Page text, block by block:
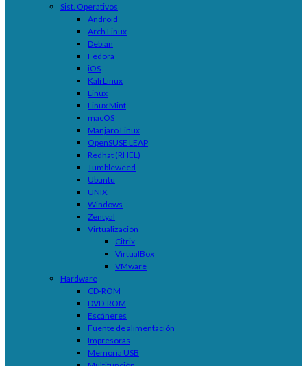
Sist. Operativos
Android
Arch Linux
Debian
Fedora
iOS
Kali Linux
Linux
Linux Mint
macOS
Manjaro Linux
OpenSUSE LEAP
Redhat (RHEL)
Tumbleweed
Ubuntu
UNIX
Windows
Zentyal
Virtualización
Citrix
VirtualBox
VMware
Hardware
CD-ROM
DVD-ROM
Escáneres
Fuente de alimentación
Impresoras
Memoria USB